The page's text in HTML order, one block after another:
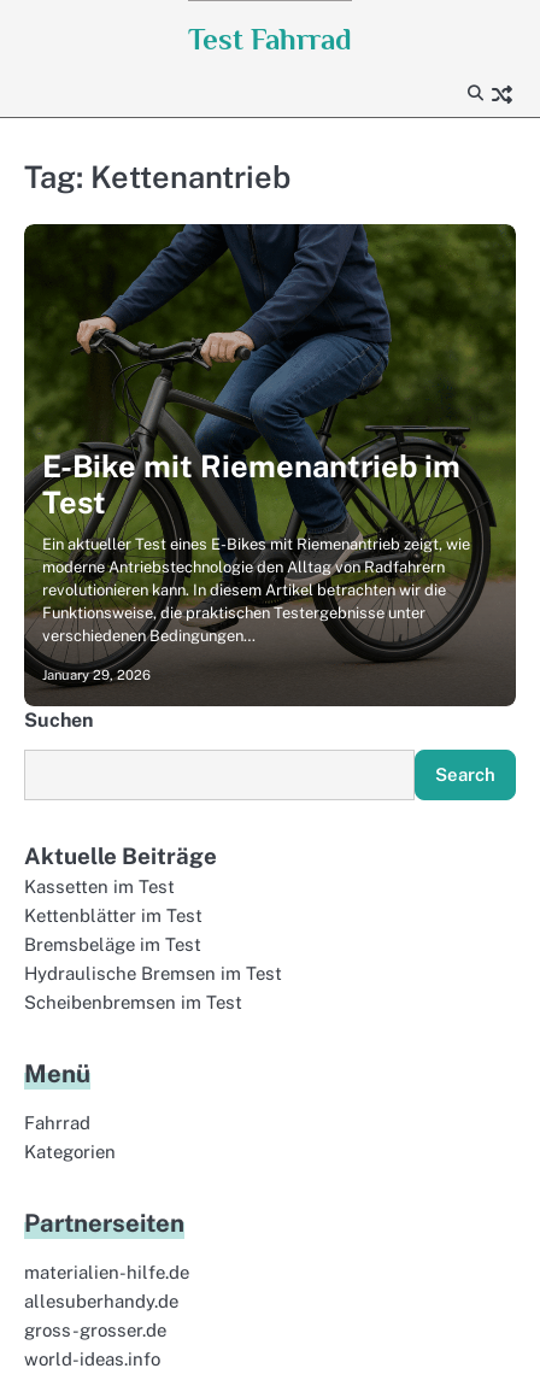
Test Fahrrad
Tag: Kettenantrieb
E-Bike mit Riemenantrieb im
Test
Ein aktueller Test eines E-Bikes mit Riemenantrieb zeigt, wie
moderne Antriebstechnologie den Alltag von Radfahrern
revolutionieren kann. In diesem Artikel betrachten wir die
Funktionsweise, die praktischen Testergebnisse unter
verschiedenen Bedingungen…
January 29, 2026
Suchen
Search
Aktuelle Beiträge
Kassetten im Test
Kettenblätter im Test
Bremsbeläge im Test
Hydraulische Bremsen im Test
Scheibenbremsen im Test
Menü
Fahrrad
Kategorien
Partnerseiten
materialien-hilfe.de
allesuberhandy.de
gross-grosser.de
world-ideas.info